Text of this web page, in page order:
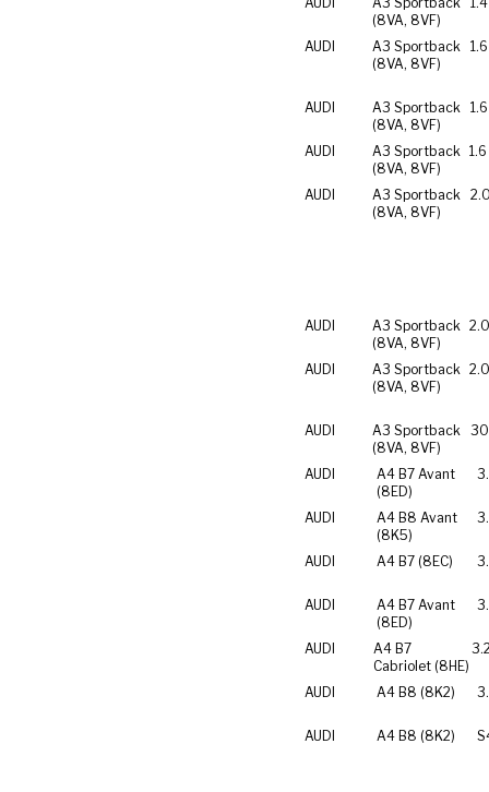
(8VA, 8VF)
AUDI
A3 Sportback
(8VA, 8VF)
AUDI
A3 Sportback
(8VA, 8VF)
AUDI
A3 Sportback
(8VA, 8VF)
AUDI
A3 Sportback
(8VA, 8VF)
AUDI
A3 Sportback
(8VA, 8VF)
AUDI
A3 Sportback
(8VA, 8VF)
AUDI
A3 Sportback
(8VA, 8VF)
30
AUDI
A4 B7 Avant
(8ED)
AUDI
A4 B8 Avant
(8K5)
AUDI A4 B7 (8EC)
AUDI
A4 B7 Avant
(8ED)
AUDI
A4 B7
Cabriolet (8HE)
AUDI A4 B8 (8K2)
AUDI A4 B8 (8K2)